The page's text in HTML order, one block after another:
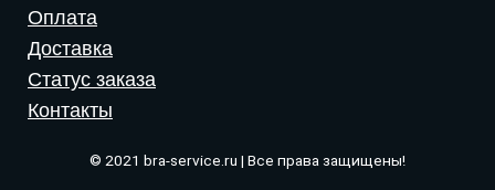
Оплата
Доставка
Статус заказа
Контакты
© 2021 bra-service.ru | Все права защищены!